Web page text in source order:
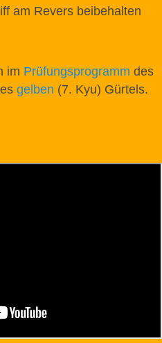
am Revers beibehalten
im Prüfungsprogramm des
gelben (7. Kyu) Gürtels.